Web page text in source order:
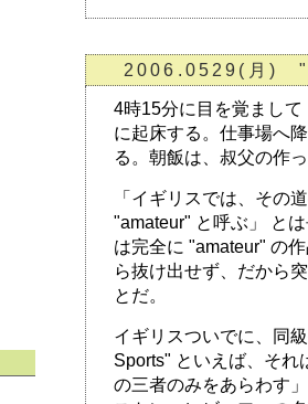
2006.0529(月)
4時15分に目を覚まし
に起床する。仕事場へ
る。朝飯は、叔父の作
「イギリスでは、その
"amateur" と呼ぶ」 と
は完全に "amateur" の
ら抜け出せず、だから
とだ。
イギリスついでに、同
Sports" といえば、それ
の三者のみをあらわす